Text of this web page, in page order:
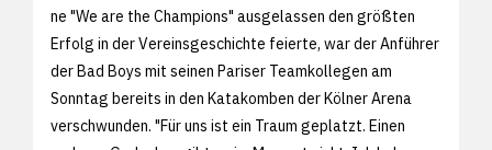
ne "We are the Champions" ausgelassen den größten
Erfolg in der Vereinsgeschichte feierte, war der Anführer
der Bad Boys mit seinen Pariser Teamkollegen am
Sonntag bereits in den Katakomben der Kölner Arena
verschwunden. "Für uns ist ein Traum geplatzt. Einen